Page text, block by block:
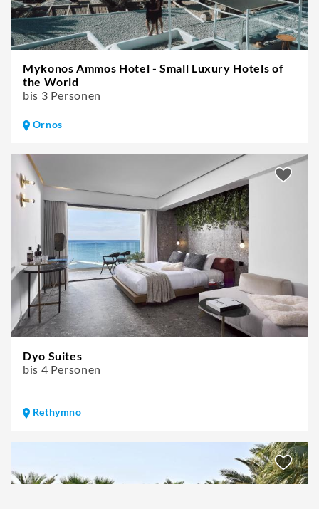
Mykonos Ammos Hotel - Small Luxury Hotels of
the World
bis 3 Personen
Ornos
Dyo Suites
bis 4 Personen
Rethymno